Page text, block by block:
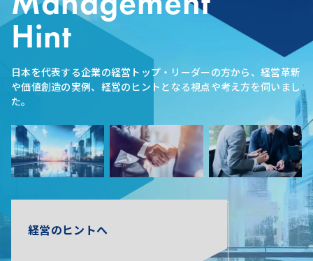
Hint
日本を代表する企業の経営トップ・リーダーの方から、経営革新
や価値創造の実例、経営のヒントとなる視点や考え方を伺いまし
た。
経営のヒントへ